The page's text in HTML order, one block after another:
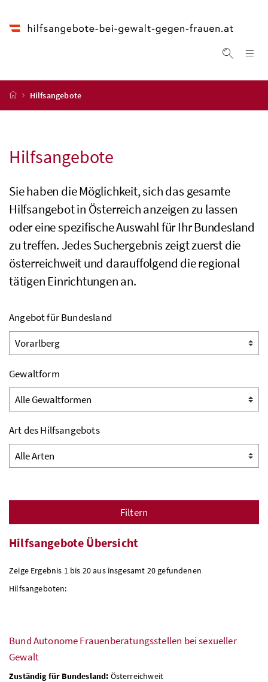
Startseite
Hilfsangebote
Hilfsangebote
Sie haben die Möglichkeit, sich das gesamte
Hilfsangebot in Österreich anzeigen zu lassen
oder eine spezifische Auswahl für Ihr Bundesland
zu treffen. Jedes Suchergebnis zeigt zuerst die
österreichweit und darauffolgend die regional
tätigen Einrichtungen an.
Angebot für Bundesland
Gewaltform
Art des Hilfsangebots
Filtern
Hilfsangebote Übersicht
Zeige Ergebnis 1 bis 20 aus insgesamt 20 gefundenen
Hilfsangeboten:
Bund Autonome Frauenberatungsstellen bei sexueller
Gewalt
Zuständig für Bundesland: Österreichweit